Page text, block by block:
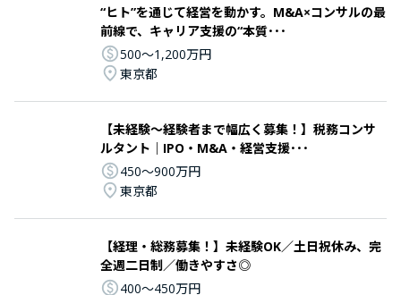
“ヒト”を通じて経営を動かす。M&A×コンサルの最
前線で、キャリア支援の“本質･･･
500〜1,200万円
東京都
【未経験～経験者まで幅広く募集！】税務コンサ
ルタント｜IPO・M&A・経営支援･･･
450〜900万円
東京都
【経理・総務募集！】未経験OK／土日祝休み、完
全週二日制／働きやすさ◎
400〜450万円